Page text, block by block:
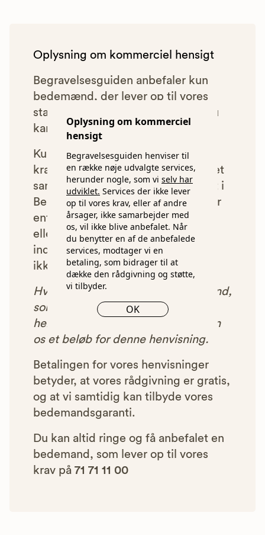
Oplysning om kommerciel
hensigt
Begravelsesguiden henviser til
en række nøje udvalgte services,
herunder nogle, som vi selv har
udviklet. Services der ikke lever
op til vores krav, eller af andre
årsager, ikke samarbejder med
os, vil ikke blive anbefalet. Når
du benytter en af de anbefalede
services, modtager vi en
betaling, som bidrager til at
dække den rådgivning og støtte,
vi tilbyder.
OK
Oplysning om kommerciel hensigt
Begravelsesguiden anbefaler kun
bedemænd, der lever op til vores
statistiske pris- og kvalitetskrav. Du
kan læse mere om vores kravher.
Kun bedemænd der lever op til
kravene har mulighed for at indgå et
samarbejde med os om at blive vist i
Begravelsesguiden. Bedemænd der
enten ikke lever op til vores krav,
eller som af andre årsager ikke har
indgået et samarbejde med os, vil
ikke blive vist i vores anbefalinger.
Hver gang du benytter en bedemand,
som vi har godkendt, anbefalet og
henvist dig til, betaler bedemanden
os et beløb for denne henvisning.
Betalingen for vores henvisninger
betyder, at vores rådgivning er gratis,
og at vi samtidig kan tilbyde vores
bedemandsgaranti.
Du kan altid ringe og få anbefalet en
bedemand, som lever op til vores
krav på 71 71 11 00